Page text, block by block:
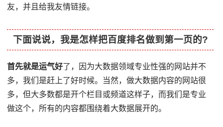
友，并且给我友情链接。
下面说说，我是怎样把百度排名做到第一页的?
首先就是运气好了，因为大数据领域专业性强的网站并不
多，我们是赶上了好时候。当然，做大数据内容的网站很
多，但大多数都是开个栏目或频道这样子，而我们是专业
做这个，所有的内容都围绕着大数据展开的。